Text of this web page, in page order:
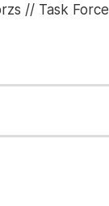
// Task Force